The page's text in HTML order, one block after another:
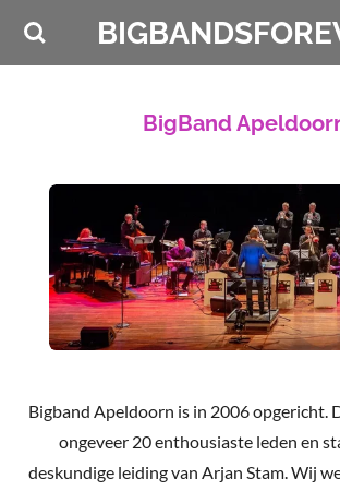
Ga
BigBand
Bigband Apeldoorn is in 2006 opgericht.
ongeveer 20 enthousiaste leden en
deskundige leiding van Arjan Stam. Wij